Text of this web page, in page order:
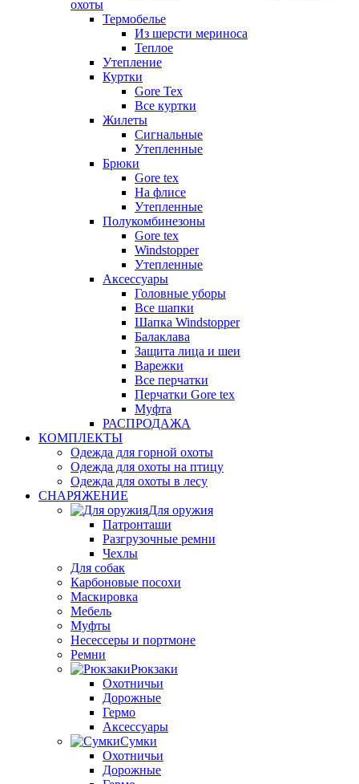
охоты
Термобелье
Из шерсти мериноса
Теплое
Утепление
Куртки
Gore Tex
Все куртки
Жилеты
Сигнальные
Утепленные
Брюки
Gore tex
На флисе
Утепленные
Полукомбинезоны
Gore tex
Windstopper
Утепленные
Аксессуары
Головные уборы
Все шапки
Шапка Windstopper
Балаклава
Защита лица и шеи
Варежки
Все перчатки
Перчатки Gore tex
Муфта
РАСПРОДАЖА
КОМПЛЕКТЫ
Одежда для горной охоты
Одежда для охоты на птицу
Одежда для охоты в лесу
СНАРЯЖЕНИЕ
Для оружия
Патронташи
Разгрузочные ремни
Чехлы
Для собак
Карбоновые посохи
Маскировка
Мебель
Муфты
Несессеры и портмоне
Ремни
Рюкзаки
Охотничьи
Дорожные
Гермо
Аксессуары
Сумки
Охотничьи
Дорожные